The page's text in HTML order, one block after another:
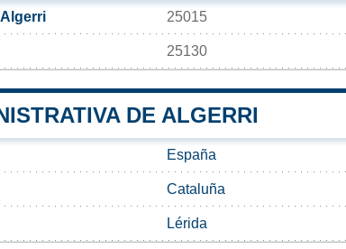
25015
25130
DE ALGERRI
España
Cataluña
Lérida